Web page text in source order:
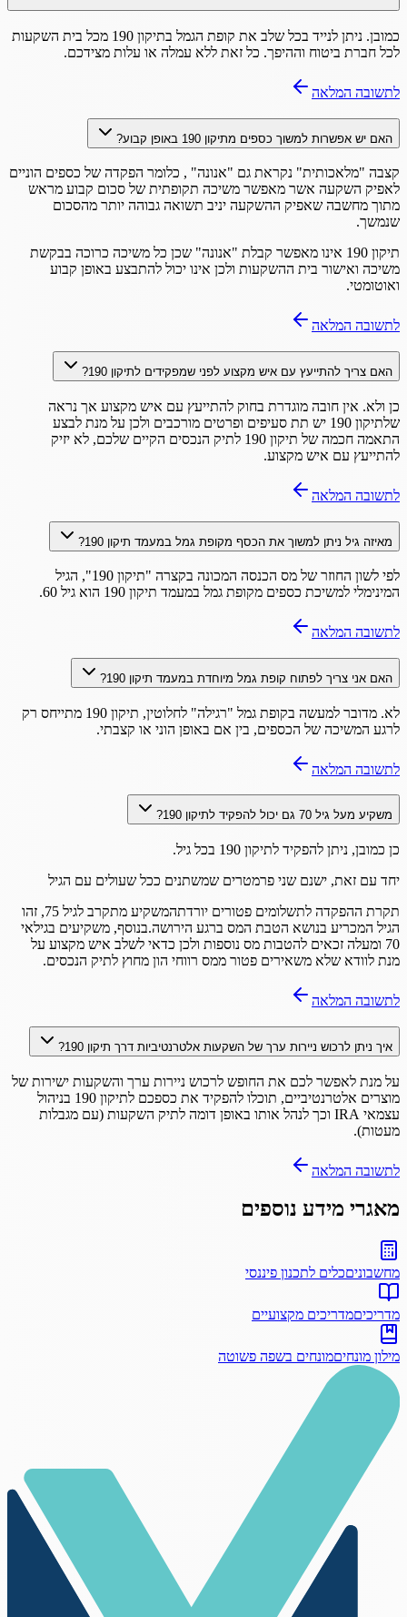
כמובן. ניתן לנייד בכל שלב את קופת הגמל בתיקון 190 מכל בית השקעות
לכל חברת ביטוח וההיפך. כל זאת ללא עמלה או עלות מצידכם.
לתשובה המלאה
האם יש אפשרות למשוך כספים מתיקון 190 באופן קבוע?
קצבה "מלאכותית" נקראת גם "אנונה" , כלומר הפקדה של כספים הוניים
לאפיק השקעה אשר מאפשר משיכה תקופתית של סכום קבוע מראש
מתוך מחשבה שאפיק ההשקעה יניב תשואה גבוהה יותר מהסכום
שנמשך.
תיקון 190 אינו מאפשר קבלת "אנונה" שכן כל משיכה כרוכה בבקשת
משיכה ואישור בית ההשקעות ולכן אינו יכול להתבצע באופן קבוע
ואוטומטי.
לתשובה המלאה
האם צריך להתייעץ עם איש מקצוע לפני שמפקידים לתיקון 190?
כן ולא. אין חובה מוגדרת בחוק להתייעץ עם איש מקצוע אך נראה
שלתיקון 190 יש תת סעיפים ופרטים מורכבים ולכן על מנת לבצע
התאמה חכמה של תיקון 190 לתיק הנכסים הקיים שלכם, לא יזיק
להתייעץ עם איש מקצוע.
לתשובה המלאה
מאיזה גיל ניתן למשוך את הכסף מקופת גמל במעמד תיקון 190?
לפי לשון החוזר של מס הכנסה המכונה בקצרה "תיקון 190", הגיל
המינימלי למשיכת כספים מקופת גמל במעמד תיקון 190 הוא גיל 60.
לתשובה המלאה
האם אני צריך לפתוח קופת גמל מיוחדת במעמד תיקון 190?
לא. מדובר למעשה בקופת גמל "רגילה" לחלוטין, תיקון 190 מתייחס רק
לרגע המשיכה של הכספים, בין אם באופן הוני או קצבתי.
לתשובה המלאה
משקיע מעל גיל 70 גם יכול להפקיד לתיקון 190?
כן כמובן, ניתן להפקיד לתיקון 190 בכל גיל.
יחד עם זאת, ישנם שני פרמטרים שמשתנים ככל שעולים עם הגיל
תקרת ההפקדה לתשלומים פטורים יורדתהמשקיע מתקרב לגיל 75, זהו
הגיל המכריע בנושא הטבת המס ברגע הירושה.בנוסף, משקיעים בגילאי
70 ומעלה זכאים להטבות מס נוספות ולכן כדאי לשלב איש מקצוע על
מנת לוודא שלא משאירים פטור ממס רווחי הון מחוץ לתיק הנכסים.
לתשובה המלאה
איך ניתן לרכוש ניירות ערך של השקעות אלטרנטיביות דרך תיקון 190?
על מנת לאפשר לכם את החופש לרכוש ניירות ערך והשקעות ישירות של
מוצרים אלטרנטיביים, תוכלו להפקיד את כספכם לתיקון 190 בניהול
עצמאי IRA וכך לנהל אותו באופן דומה לתיק השקעות (עם מגבלות
מעטות).
לתשובה המלאה
מאגרי מידע נוספים
מחשבוניםכלים לתכנון פיננסי
מדריכיםמדריכים מקצועיים
מילון מונחיםמונחים בשפה פשוטה